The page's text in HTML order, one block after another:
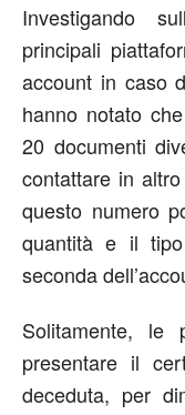
Investigando
principali
account in caso
hanno notato
20 documenti
contattare in
questo numero
quantità e il
seconda
Solitamente, le
presentare il
deceduta, per